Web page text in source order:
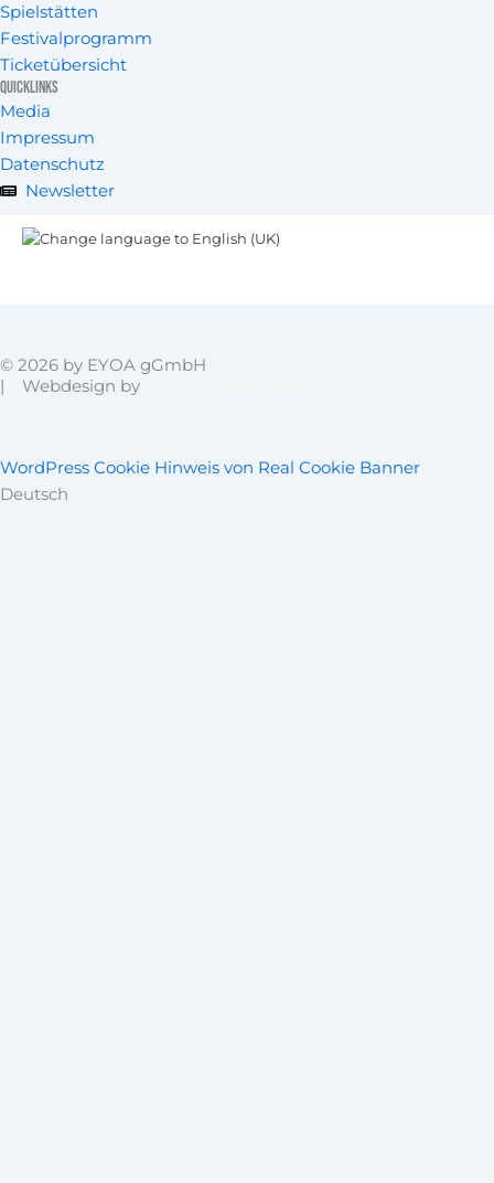
Spielstätten
Festivalprogramm
Ticketübersicht
Quicklinks
Media
Impressum
Datenschutz
Newsletter
© 2026 by EYOA gGmbH
| Webdesign by
WordPress Cookie Hinweis von Real Cookie Banner
Deutsch